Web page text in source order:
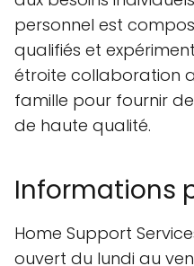
personnel est
qualifiés et
étroite collaboration
famille pour fournir
de haute qualité.
Informations
Home Support
ouvert du lundi au